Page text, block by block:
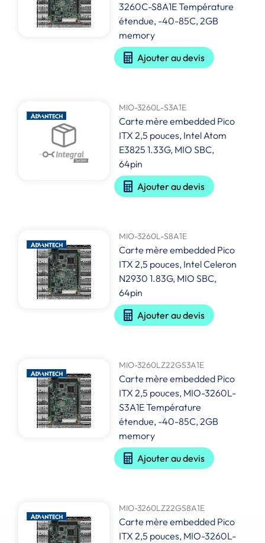
3260C-S8A1E Température
étendue, -40-85C, 2GB
memory
Ajouter au devis
MIO-3260L-S3A1E
Carte mère embedded Pico
ITX 2,5 pouces, Intel Atom
E3825 1.33G, MIO SBC,
64pin
Ajouter au devis
MIO-3260L-S8A1E
Carte mère embedded Pico
ITX 2,5 pouces, Intel Celeron
N2930 1.83G, MIO SBC,
64pin
Ajouter au devis
MIO-3260LZ22GS3A1E
Carte mère embedded Pico
ITX 2,5 pouces, MIO-3260L-
S3A1E Température
étendue, -40-85C, 2GB
memory
Ajouter au devis
MIO-3260LZ22GS8A1E
Carte mère embedded Pico
ITX 2,5 pouces, MIO-3260L-